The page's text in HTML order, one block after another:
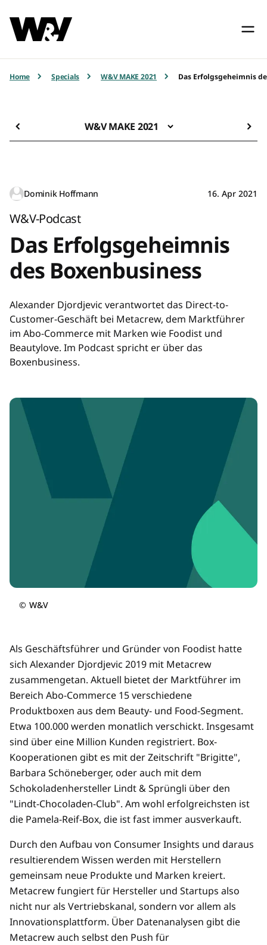
Home Specials W&V MAKE 2021 Das Erfolgsgeheimnis
W&V MAKE 2021
Dominik Hoffmann 16. Apr 2021
W&V-Podcast
Das Erfolgsgeheimnis
des Boxenbusiness
Alexander Djordjevic verantwortet das Direct-to-
Customer-Geschäft bei Metacrew, dem Marktführer
im Abo-Commerce mit Marken wie Foodist und
Beautylove. Im Podcast spricht er über das
Boxenbusiness.
© W&V
Als Geschäftsführer und Gründer von Foodist hatte
sich Alexander Djordjevic 2019 mit Metacrew
zusammengetan. Aktuell bietet der Marktführer im
Bereich Abo-Commerce 15 verschiedene
Produktboxen aus dem Beauty- und Food-Segment.
Etwa 100.000 werden monatlich verschickt. Insgesamt
sind über eine Million Kunden registriert. Box-
Kooperationen gibt es mit der Zeitschrift "Brigitte",
Barbara Schöneberger, oder auch mit dem
Schokoladenhersteller Lindt & Sprüngli über den
"Lindt-Chocoladen-Club". Am wohl erfolgreichsten ist
die Pamela-Reif-Box, die ist fast immer ausverkauft.
Durch den Aufbau von Consumer Insights und daraus
resultierendem Wissen werden mit Herstellern
gemeinsam neue Produkte und Marken kreiert.
Metacrew fungiert für Hersteller und Startups also
nicht nur als Vertriebskanal, sondern vor allem als
Innovationsplattform. Über Datenanalysen gibt die
Metacrew auch selbst den Push für